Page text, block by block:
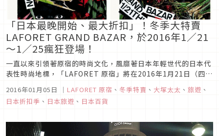
「日本最晚開始、最大折扣」！冬季大特賣
LAFORET GRAND BAZAR，於2016年1／21
～1／25瘋狂登場！
一直以來引領著原宿的時尚文化，風靡著日本年輕世代的日本代
表性時尚地標，「LAFORET 原宿」將在2016年1月21日（四）
BAZAR」活動！
2016年01月05日 ｜ LAFORET 原宿 、 冬季特賣 、 大塚太太 、 旅遊 、
日本折扣季 、 日本旅遊 、 日本百貨